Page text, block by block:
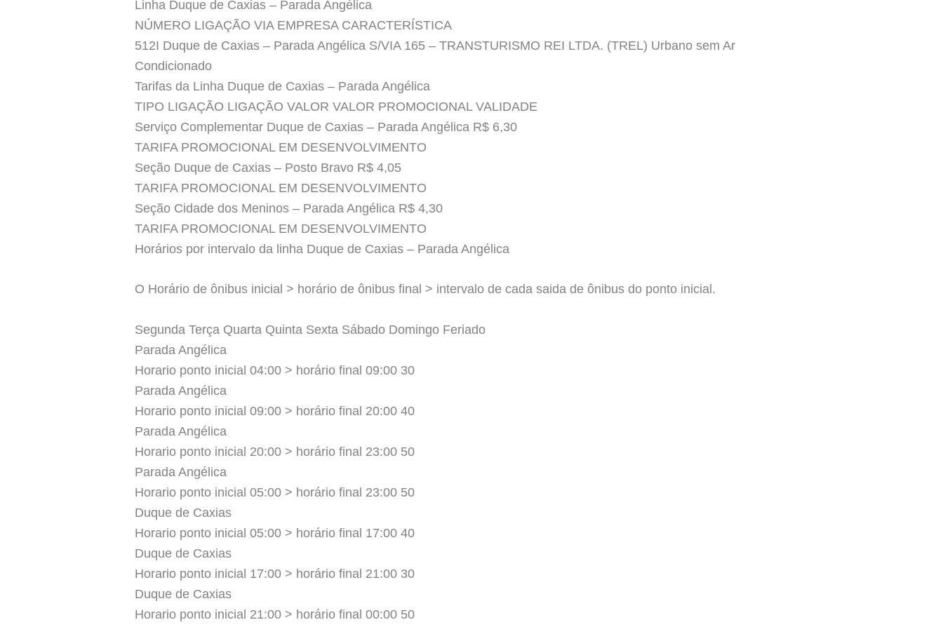
Linha Duque de Caxias – Parada Angélica
NÚMERO LIGAÇÃO VIA EMPRESA CARACTERÍSTICA
512I Duque de Caxias – Parada Angélica S/VIA 165 – TRANSTURISMO REI LTDA. (TREL) Urbano sem Ar
Condicionado
Tarifas da Linha Duque de Caxias – Parada Angélica
TIPO LIGAÇÃO LIGAÇÃO VALOR VALOR PROMOCIONAL VALIDADE
Serviço Complementar Duque de Caxias – Parada Angélica R$ 6,30
TARIFA PROMOCIONAL EM DESENVOLVIMENTO
Seção Duque de Caxias – Posto Bravo R$ 4,05
TARIFA PROMOCIONAL EM DESENVOLVIMENTO
Seção Cidade dos Meninos – Parada Angélica R$ 4,30
TARIFA PROMOCIONAL EM DESENVOLVIMENTO
Horários por intervalo da linha Duque de Caxias – Parada Angélica
O Horário de ônibus inicial > horário de ônibus final > intervalo de cada saida de ônibus do ponto inicial.
Segunda Terça Quarta Quinta Sexta Sábado Domingo Feriado
Parada Angélica
Horario ponto inicial 04:00 > horário final 09:00 30
Parada Angélica
Horario ponto inicial 09:00 > horário final 20:00 40
Parada Angélica
Horario ponto inicial 20:00 > horário final 23:00 50
Parada Angélica
Horario ponto inicial 05:00 > horário final 23:00 50
Duque de Caxias
Horario ponto inicial 05:00 > horário final 17:00 40
Duque de Caxias
Horario ponto inicial 17:00 > horário final 21:00 30
Duque de Caxias
Horario ponto inicial 21:00 > horário final 00:00 50